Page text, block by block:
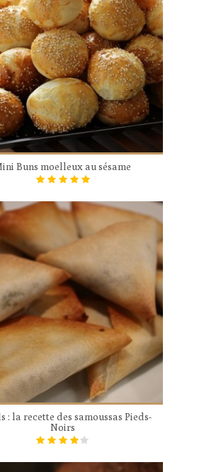
Buns moelleux au sésame
: la recette des samoussas Pieds-
Noirs